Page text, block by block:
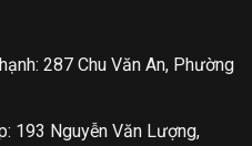
287 Chu Văn An, Phường
193 Nguyễn Văn Lượng,